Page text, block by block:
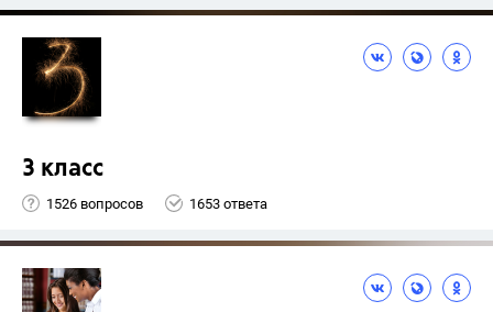
3 класс
1526 вопросов 1653 ответа